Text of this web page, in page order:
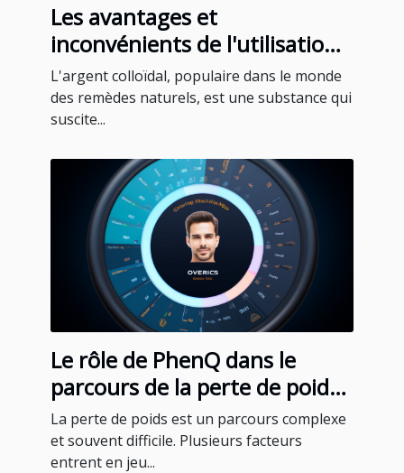
Les avantages et
inconvénients de l'utilisation
de l'argent colloïdal
L'argent colloïdal, populaire dans le monde
des remèdes naturels, est une substance qui
suscite...
Le rôle de PhenQ dans le
parcours de la perte de poids :
témoignages et expériences
des utilisateurs
La perte de poids est un parcours complexe
et souvent difficile. Plusieurs facteurs
entrent en jeu...